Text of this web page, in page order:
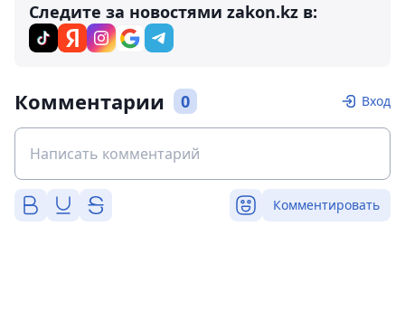
Следите за новостями zakon.kz в:
Комментарии 0 Вход
Комментировать